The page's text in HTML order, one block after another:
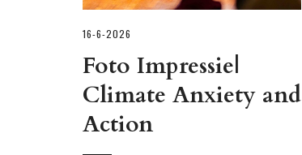
16-6-2026
Foto Impressie|
Climate Anxiety and
Action